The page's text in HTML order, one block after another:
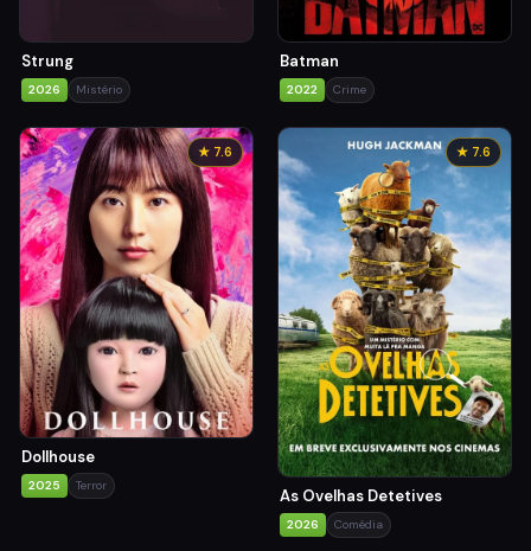
Strung
2026 Mistério
Batman
2022 Crime
★ 7.6
Dollhouse
2025 Terror
★ 7.6
As Ovelhas Detetives
2026 Comédia